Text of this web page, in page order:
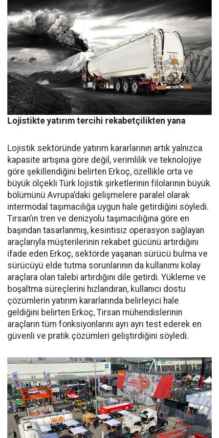
Lojistikte yatırım tercihi rekabetçilikten yana
Lojistik sektöründe yatırım ka­rarlarının artık yalnızca
kapasi­te artışına göre değil, verimlilik ve teknolojiye
göre şekillendiği­ni belirten Erkoç, özellikle orta ve
büyük ölçekli Türk lojistik şirket­lerinin filolarının büyük
bölümü­nü Avrupa’daki gelişmelere para­lel olarak
intermodal taşımacılı­ğa uygun hale getirdiğini söyledi.
Tırsan’ın tren ve denizyolu taşı­macılığına göre en
başından ta­sarlanmış, kesintisiz operasyon sağlayan
araçlarıyla müşterile­rinin rekabet gücünü artırdığını
ifade eden Erkoç, sektörde yaşa­nan sürücü bulma ve
sürücüyü el­de tutma sorunlarının da kullanı­mı kolay
araçlara olan talebi ar­tırdığını dile getirdi. Yükleme ve
boşaltma süreçlerini hızlandıran, kullanıcı dostu
çözümlerin yatı­rım kararlarında belirleyici hale
geldiğini belirten Erkoç, Tırsan mühendislerinin
araçların tüm fonksiyonlarını ayrı ayrı test ede­rek en
güvenli ve pratik çözümleri geliştirdiğini söyledi.